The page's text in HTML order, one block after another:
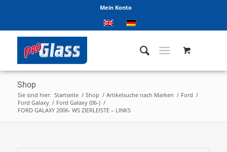
Mein Konto
Shop
Sie sind hier: Startseite / Shop / Artikelsuche nach Marken / Ford /
Ford Galaxy / Ford Galaxy (06-) /
FORD GALAXY 2006- WS ZIERLEISTE – LINKS